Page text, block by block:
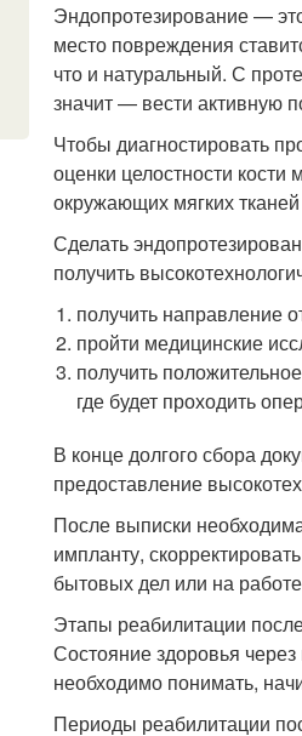
Эндопротезирование —
место повреждения
что и натуральный. С
значит — вести активную
Чтобы диагностировать
оценки целостности
окружающих мягких
Сделать
получить
получить направление
пройти медицинские
получить
где будет проходить
В конце долгого сбора
предоставление
После выписки
импланту,
бытовых дел или на
Этапы реабилитации
Состояние здоровья
необходимо понимать,
Периоды реабилитации